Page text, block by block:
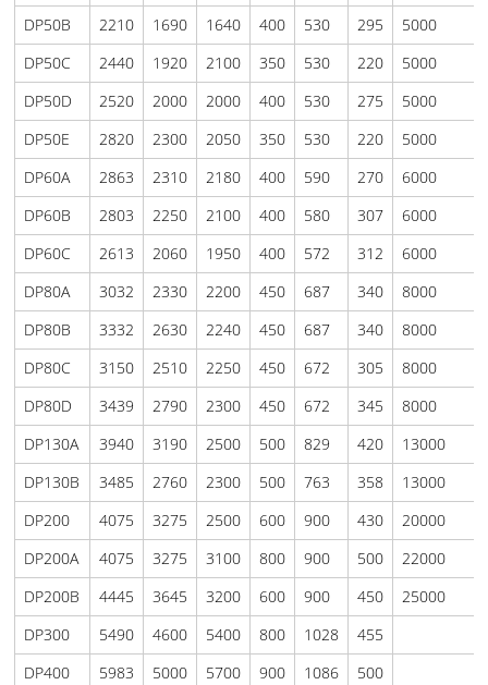
DP50B 2210 1690 1640 400 530 295
5000
DP50C
2440 1920 2100 350 530 220
5000
DP50D
2520 2000 2000 400 530 275
5000
DP50E
2820 2300 2050 350 530 220
5000
DP60A
2863 2310 2180 400 590 270
6000
DP60B
2803 2250 2100 400 580 307
6000
DP60C
2613 2060 1950 400 572 312
6000
DP80A
3032 2330 2200 450 687 340
8000
DP80B
3332 2630 2240 450 687 340
8000
DP80C
3150 2510 2250 450 672 305
8000
DP80D
3439 2790 2300 450 672 345
8000
DP130A
3940 3190 2500 500 829 420
13000
DP130B
3485 2760 2300 500 763 358
13000
DP200
4075 3275 2500 600 900 430
20000
DP200A
4075 3275 3100 800 900 500
22000
DP200B
4445 3645 3200 600 900 450
25000
DP300
5490 4600 5400 800 1028
455
DP400
5983 5000 5700 900 1086 500